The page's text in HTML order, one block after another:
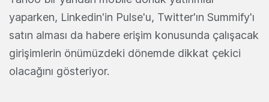
yaparken, Linkedin'in Pulse'u, Twitter'ın Summify'ı
satın alması da habere erişim konusunda çalışacak
girişimlerin önümüzdeki dönemde dikkat çekici
olacağını gösteriyor.